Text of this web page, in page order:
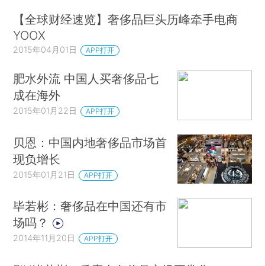
【全球财经速览】奢侈品巨头历峰牵手电商
YOOX
2015年04月01日 APP打开
肥水外流 中国人买奢侈品七
成在海外
2015年01月22日 APP打开
贝恩：中国内地奢侈品市场首
现负增长
2015年01月21日 APP打开
毕若彬：奢侈品在中国还有市
场吗？
2014年11月20日 APP打开